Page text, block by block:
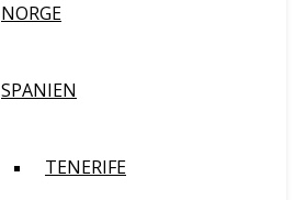
NORGE
SPANIEN
TENERIFE